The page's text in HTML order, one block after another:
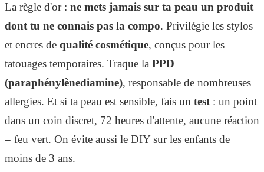
La règle d'or : ne mets jamais sur ta peau un produit
dont tu ne connais pas la compo. Privilégie les stylos
et encres de qualité cosmétique, conçus pour les
tatouages temporaires. Traque la PPD
(paraphénylènediamine), responsable de nombreuses
allergies. Et si ta peau est sensible, fais un test: un point
dans un coin discret, 72 heures d'attente, aucune réaction
= feu vert. On évite aussi le DIY sur les enfants de
moins de 3 ans.